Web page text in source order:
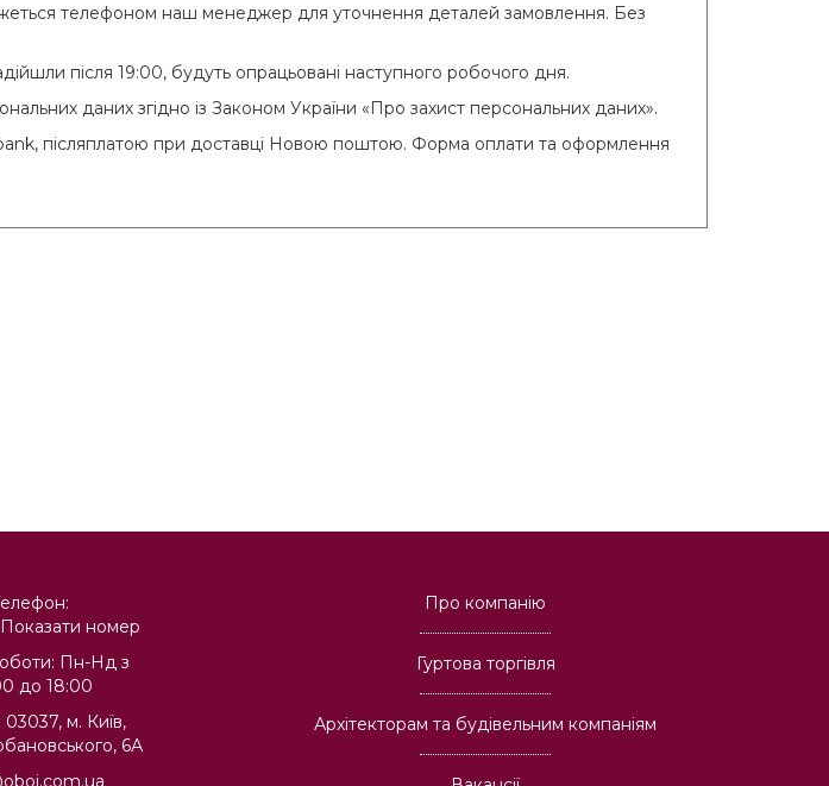
телефоном наш менеджер для уточнення деталей замовлення. Без
після 19:00, будуть опрацьовані наступного робочого дня.
даних згідно із Законом України «Про захист персональних даних».
післяплатою при доставці Новою поштою. Форма оплати та оформлення
Показати номер
Пн-Нд з
до 18:00
м. Київ,
6А
Про компанію
Гуртова торгівля
Архітекторам та будівельним компаніям